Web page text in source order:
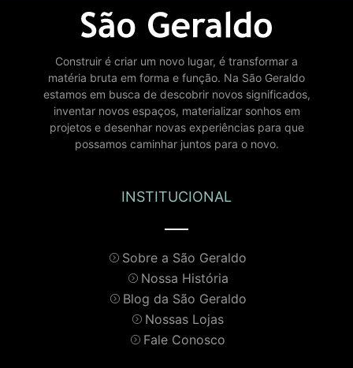
Construir é criar um novo lugar, é transformar a
matéria bruta em forma e função. Na São Geraldo
estamos em busca de descobrir novos significados,
inventar novos espaços, materializar sonhos em
projetos e desenhar novas experiências para que
possamos caminhar juntos para o novo.
INSTITUCIONAL
Sobre a São Geraldo
Nossa História
Blog da São Geraldo
Nossas Lojas
Fale Conosco